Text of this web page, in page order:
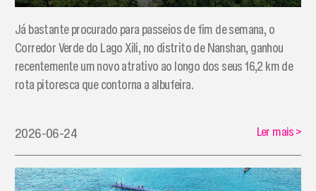
Já bastante procurado para passeios de fim de semana, o
Corredor Verde do Lago Xili, no distrito de Nanshan, ganhou
recentemente um novo atrativo ao longo dos seus 16,2 km de
rota pitoresca que contorna a albufeira.
2026-06-24 Ler mais>